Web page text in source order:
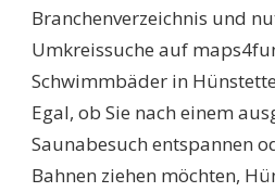
Branchenverzeichnis und
Umkreissuche auf
Schwimmbäder in
Egal, ob Sie nach einem
Saunabesuch entspannen
Bahnen ziehen möchten,